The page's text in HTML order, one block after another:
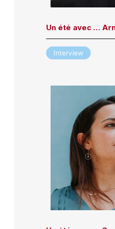
Un été avec …
Interview